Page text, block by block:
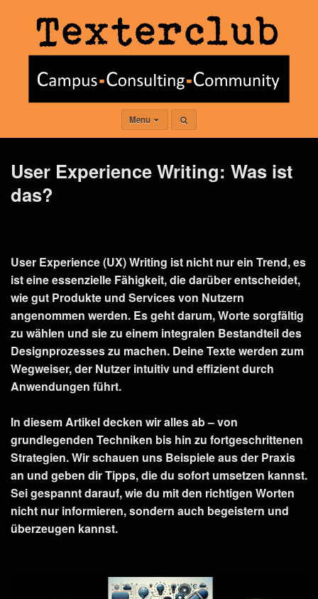
Menu
User Experience Writing: Was ist
das?
User Experience (UX) Writing ist nicht nur ein Trend, es
ist eine essenzielle Fähigkeit, die darüber entscheidet,
wie gut Produkte und Services von Nutzern
angenommen werden. Es geht darum, Worte sorgfältig
zu wählen und sie zu einem integralen Bestandteil des
Designprozesses zu machen. Deine Texte werden zum
Wegweiser, der Nutzer intuitiv und effizient durch
Anwendungen führt.
In diesem Artikel decken wir alles ab – von
grundlegenden Techniken bis hin zu fortgeschrittenen
Strategien. Wir schauen uns Beispiele aus der Praxis
an und geben dir Tipps, die du sofort umsetzen kannst.
Sei gespannt darauf, wie du mit den richtigen Worten
nicht nur informieren, sondern auch begeistern und
überzeugen kannst.